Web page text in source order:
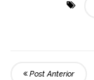
Post Anterior